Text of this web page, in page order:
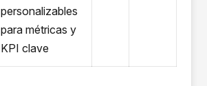
personalizables
para métricas y
KPI clave